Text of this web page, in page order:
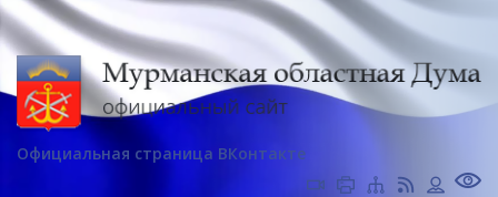
Официальная страница ВКонтакте